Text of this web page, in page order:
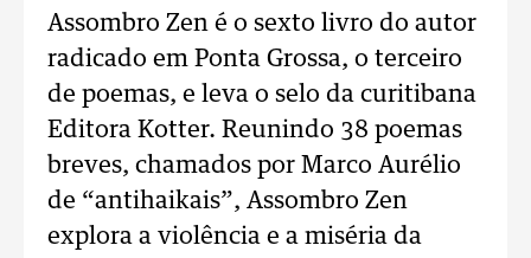
Assombro Zen é o sexto livro do autor
radicado em Ponta Grossa, o terceiro
de poemas, e leva o selo da curitibana
Editora Kotter. Reunindo 38 poemas
breves, chamados por Marco Aurélio
de “antihaikais”, Assombro Zen
explora a violência e a miséria da